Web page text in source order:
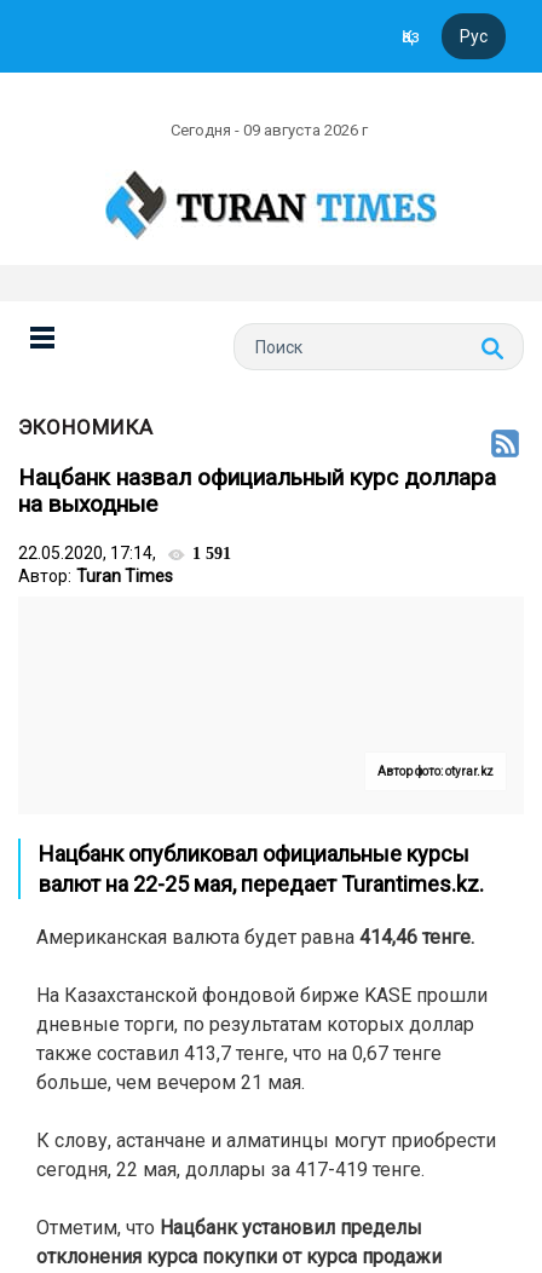
Қаз Рус
Сегодня - 09 августа 2026 г
ЭКОНОМИКА
Нацбанк назвал официальный курс доллара
на выходные
22.05.2020, 17:14, 1 591
Автор: Turan Times
Автор фото: otyrar.kz
Нацбанк опубликовал официальные курсы
валют на 22-25 мая,передаетTurantimes.kz.
Американская валюта будет равна 414,46 тенге.
На Казахстанской фондовой бирже KASE прошли
дневные торги, по результатам которых доллар
также составил 413,7 тенге, что на 0,67 тенге
больше, чем вечером 21 мая.
К слову, астанчане и алматинцы могут приобрести
сегодня, 22 мая, доллары за 417-419 тенге.
Отметим, что Нацбанк установил пределы
отклонения курса покупки от курса продажи